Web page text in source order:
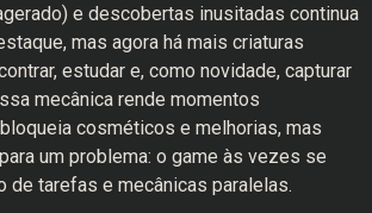
e descobertas inusitadas continua
mas agora há mais criaturas
estudar e, como novidade, capturar
mecânica rende momentos
cosméticos e melhorias, mas
um problema: o game às vezes se
de tarefas e mecânicas paralelas.